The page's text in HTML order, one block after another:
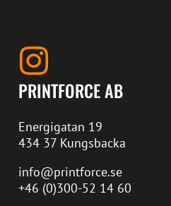
PRINTFORCE AB
Energigatan 19
434 37 Kungsbacka
info@printforce.se
+46 (0)300-52 14 60